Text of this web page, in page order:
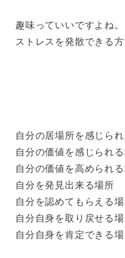
趣味っていいですよね。
ストレスを発散できる
自分の居場所を感じら
自分の価値を感じられ
自分の価値を高められ
自分を発見出来る場所
自分を認めてもらえる
自分自身を取り戻せる
自分自身を肯定できる